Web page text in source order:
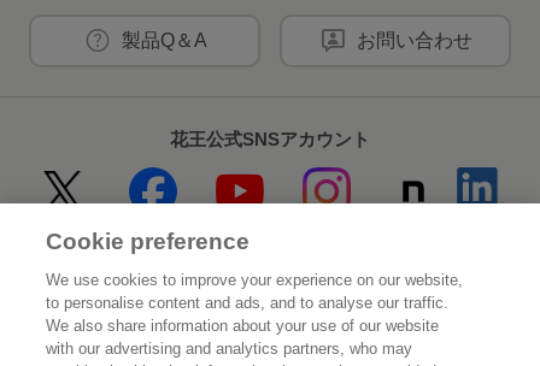
製品Q＆A お問い合わせ
花王公式SNSアカウント
Home 花王について
サステナビリティ イノベーション
Cookie preference
We use cookies to improve your experience on our website,
to personalise content and ads, and to analyse our traffic.
We also share information about your use of our website
with our advertising and analytics partners, who may